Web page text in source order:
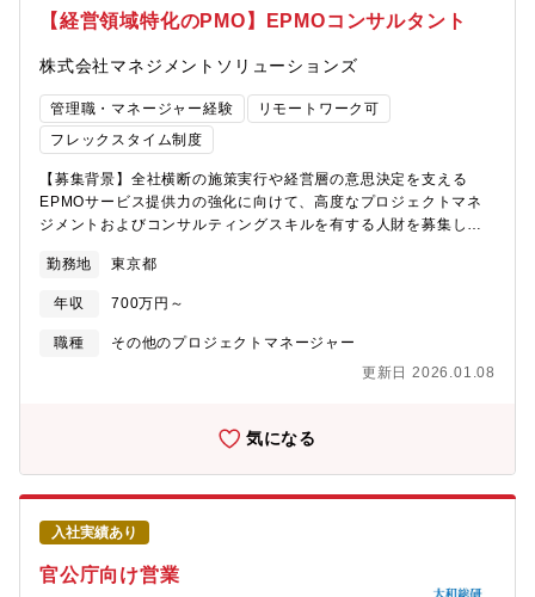
ファームであり、ヘッドクォーターも日本国内にあるため、外資
系企業のように意思決定が本国に左右されることがありません。■
英語力がある方は海外駐在などのチャンスが多く、グローバル人
材へのステップアップが図れます。■教育体制が手厚く、コンサル
未経験からで活躍しやすい環境です。
【経営領域特化のPMO】EPMOコンサルタント
株式会社マネジメントソリューションズ
管理職・マネージャー経験
リモートワーク可
フレックスタイム制度
【募集背景】全社横断の施策実行や経営層の意思決定を支える
EPMOサービス提供力の強化に向けて、高度なプロジェクトマネ
ジメントおよびコンサルティングスキルを有する人財を募集しま
経営層へ直接支援する機会を求める若手から経営企画・DX推進等
の横断的に事業運営に関わった経験豊富なベテランまで、志ある
多様な人財のご応募を歓迎します。【業務内容】マネジメントソ
リューションズ（MSOL）のEPMO / 部門PMOサービスは、業務
なり得る根本的な組織課題を解決に導くソリューションを提案、
化、実行計画の策定、実行に必要な役割・機能を定義し、クライ
アントにとって「絵にかいた餅」や「過剰な機能」を提示するこ
となく、必要十分な価値を提供します。・経営戦略や中期経営計
画、プロジェクトの整合性整理/整備、プロジェクトポートフォリ
オ最適化・プロジェクト価値評価、優先順位付け、経営リソース
配分計画の提案、投資意思決定プロセス推進に必要な運用設計/実
行・部門PMO、各事業部、プロジェクト/PMOと連携する為の全
社的なプロジェクト推進体制の構築、経営層へのレポーティング
勤務地 東京都
年収 700万円～
職種
その他のプロジェクトマネージャー
更新日 2026.01.08
気になる
入社実績あり
官公庁向け営業